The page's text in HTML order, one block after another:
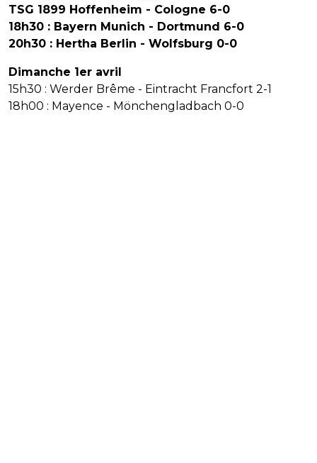
TSG 1899 Hoffenheim - Cologne 6-0
18h30 : Bayern Munich - Dortmund 6-0
20h30 : Hertha Berlin - Wolfsburg 0-0
Dimanche 1er avril
15h30 : Werder Brême - Eintracht Francfort 2-1
18h00 : Mayence - Mönchengladbach 0-0